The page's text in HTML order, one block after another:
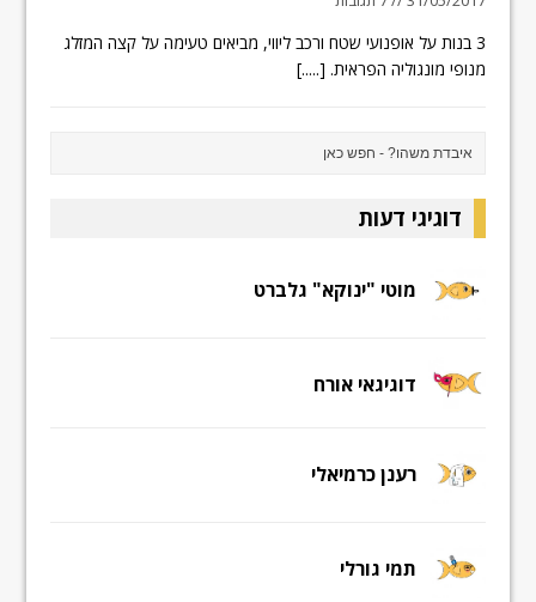
3 בנות על אופנועי שטח ורכב ליווי, מביאים טעימה על קצה המזלג
מנופי מונגוליה הפראית. [.....]
דוגיגי דעות
מוטי "ינוקא" גלברט
דוגיגאי אורח
רענן כרמיאלי
תמי גורלי